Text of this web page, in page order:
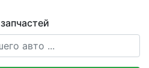
запчастей